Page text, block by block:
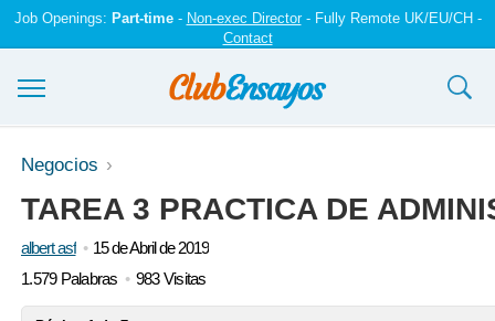
Job Openings: Part-time- Non-exec Director- Fully Remote UK/EU/CH -
Contact
Ensayos y trabajos
Registrarse
Iniciar sesión
Negocios
TAREA 3 PRACTICA DE
albert asf
15 de Abril de 2019
1.579 Palabras
983 Visitas